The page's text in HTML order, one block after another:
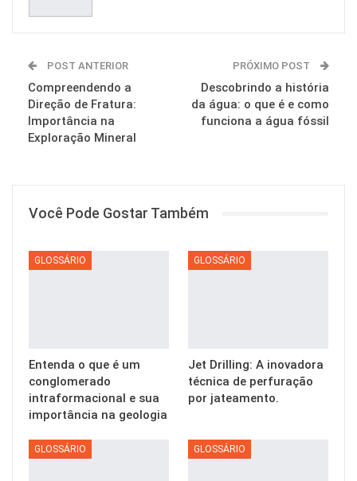
POST ANTERIOR
Compreendendo a
Direção de Fratura:
Importância na
Exploração Mineral
PRÓXIMO POST
Descobrindo a história
da água: o que é e como
funciona a água fóssil
Você Pode Gostar Também
GLOSSÁRIO
Entenda o que é um
conglomerado
intraformacional e sua
importância na geologia
GLOSSÁRIO
Jet Drilling: A inovadora
técnica de perfuração
por jateamento.
GLOSSÁRIO GLOSSÁRIO